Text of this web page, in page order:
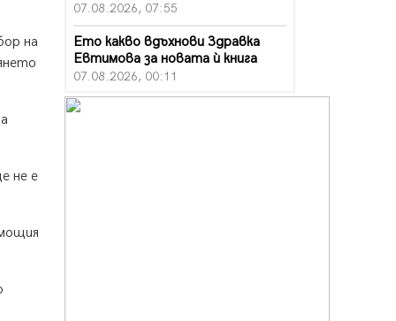
на
не е
07.08.2026, 07:55
Ето какво вдъхнови Здравка
Евтимова за новата ѝ книга
07.08.2026, 00:11
Продължава изграждането на